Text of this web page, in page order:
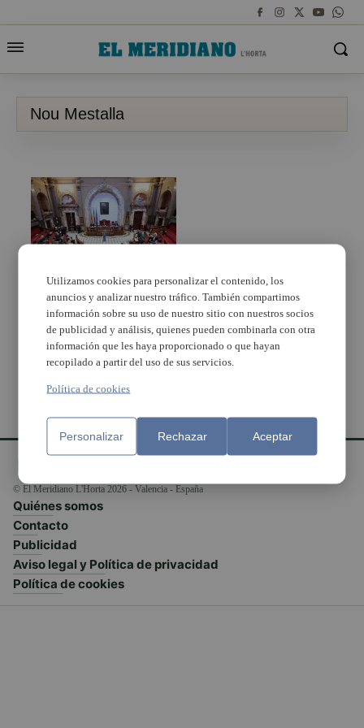
Nou Mestalla
València aprueba el uso
comercial y deportivo
del Nou Mestalla
© El Meridiano L'Horta 2026 - Valencia - España
Quiénes somos
Contacto
Publicidad
Aviso legal y Política de privacidad
Política de cookies
Utilizamos cookies para personalizar el contenido, los
anuncios y analizar nuestro tráfico. También compartimos
información sobre su uso de nuestro sitio con nuestros socios
de publicidad y análisis, quienes pueden combinarla con otra
información que les haya proporcionado o que hayan
recopilado a partir del uso de sus servicios.
Política de cookies
Personalizar Rechazar Aceptar